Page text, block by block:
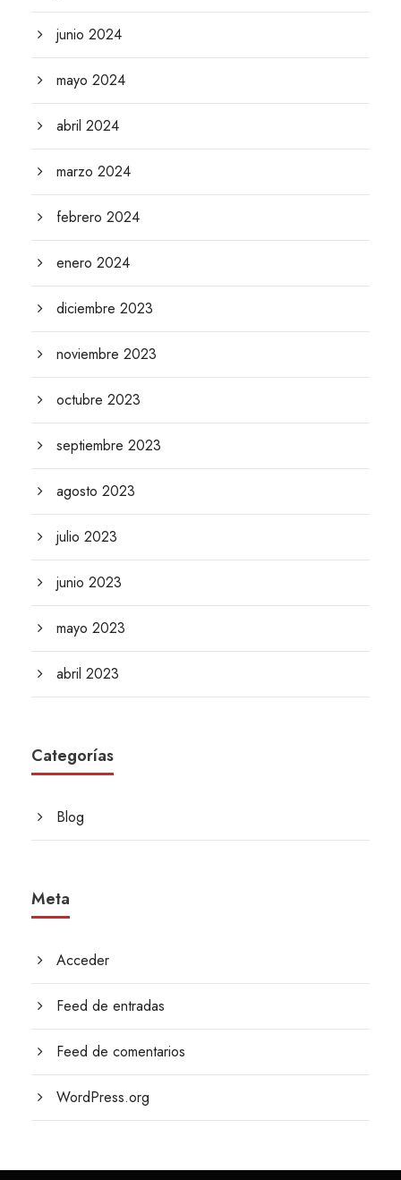
junio 2024
mayo 2024
abril 2024
marzo 2024
febrero 2024
enero 2024
diciembre 2023
noviembre 2023
octubre 2023
septiembre 2023
agosto 2023
julio 2023
junio 2023
mayo 2023
abril 2023
Categorías
Blog
Meta
Acceder
Feed de entradas
Feed de comentarios
WordPress.org